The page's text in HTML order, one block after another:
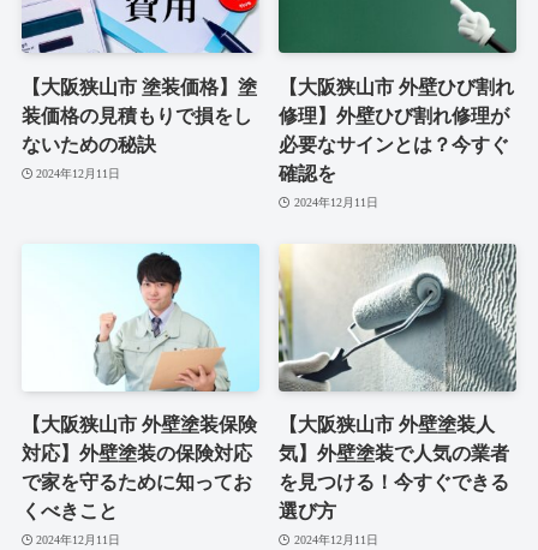
【大阪狭山市 塗装価格】塗
装価格の見積もりで損をし
ないための秘訣
2024年12月11日
【大阪狭山市 外壁ひび割れ
修理】外壁ひび割れ修理が
必要なサインとは？今すぐ
確認を
2024年12月11日
【大阪狭山市 外壁塗装保険
対応】外壁塗装の保険対応
で家を守るために知ってお
くべきこと
2024年12月11日
【大阪狭山市 外壁塗装人
気】外壁塗装で人気の業者
を見つける！今すぐできる
選び方
2024年12月11日